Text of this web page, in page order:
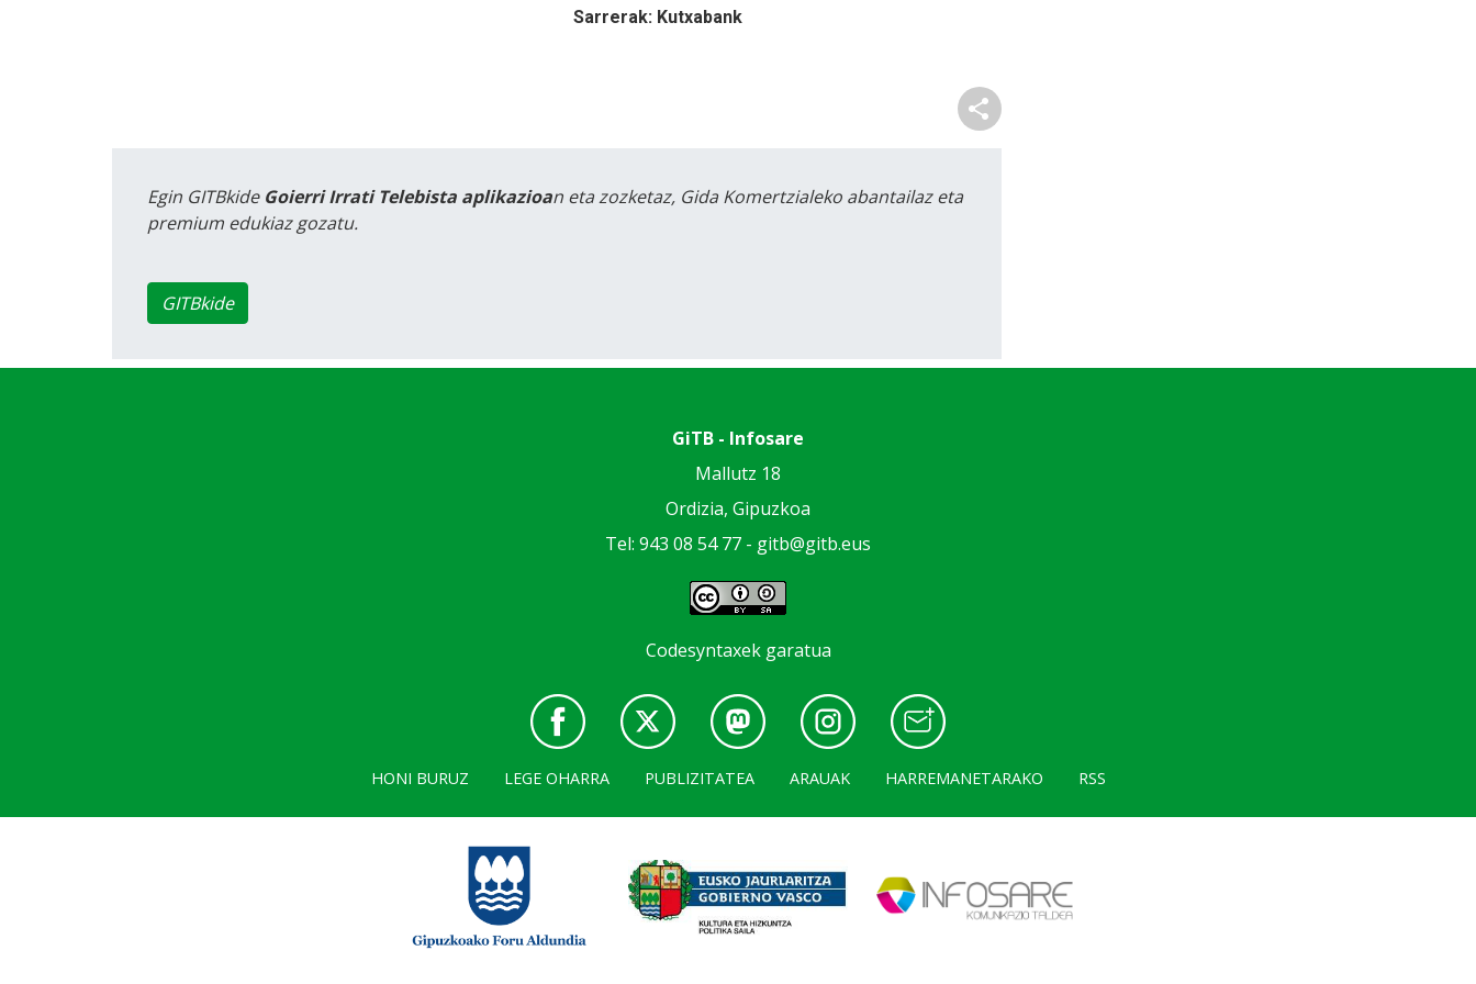
Sarrerak: Kutxabank
Egin GITBkide Goierri Irrati Telebista aplikazioan eta zozketaz, Gida Komertzialeko abantailaz eta
premium edukiaz gozatu.
GITBkide
GiTB - Infosare
Mallutz 18
Ordizia, Gipuzkoa
Tel: 943 08 54 77 - gitb@gitb.eus
Codesyntaxek garatua
HONI BURUZ LEGE OHARRA PUBLIZITATEA ARAUAK HARREMANETARAKO RSS